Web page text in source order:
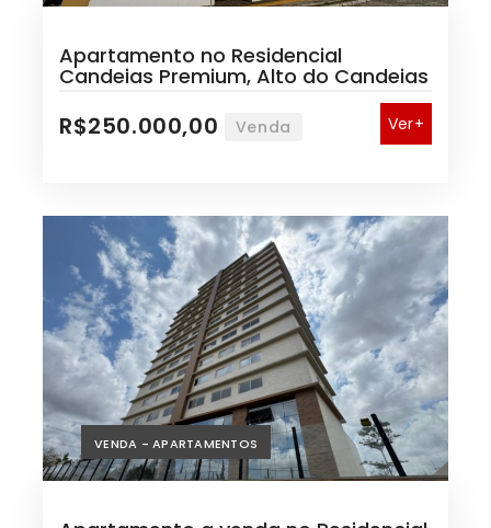
Apartamento no Residencial
Candeias Premium, Alto do Candeias
R$250.000,00 Venda Ver+
VENDA - APARTAMENTOS